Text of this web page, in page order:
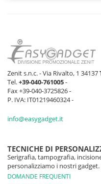
Zenit s.n.c. - Via Rivalto, 1 34137
Tel.+39-040-761005-
Fax +39-040-3725826 -
P. IVA: IT01219460324 -
info@easygadget.it
TECNICHE DI
Serigrafia, tampografia,
personalizziamo i nostri gadget.
DOMANDE FREQUENTI